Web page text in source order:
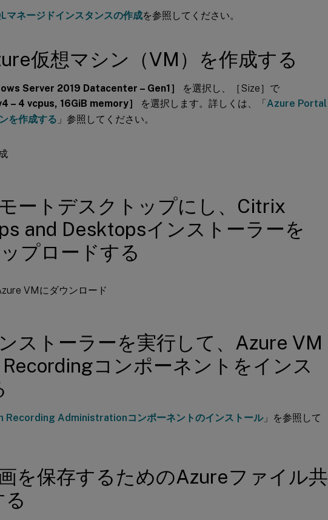
マネージドインスタンスの作成を参照してください。
仮想マシン（VM）を作成する
Server 2019 Datacenter – Gen1］
を選択し、［Size］で
– 4 vcpus, 16GiB memory］
を選択します。詳しくは、「Azure Portal
を作成する 」参照してください。
ートデスクトップにし、Citrix
and Desktopsインストーラーを
プロードする
ストーラーを実行して、Azure VM
コンポーネントをインス
Recording Administrationコンポーネントのインストール」を参照して
を保存するためのAzureファイル共